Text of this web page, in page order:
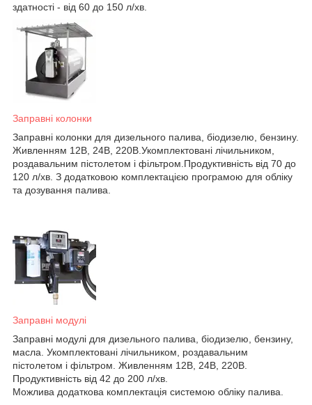
здатності - від 60 до 150 л/хв.
Заправні колонки
Заправні колонки для дизельного палива, біодизелю, бензину.
Живленням 12В, 24В, 220В.Укомплектовані лічильником,
роздавальним пістолетом і фільтром.Продуктивність від 70 до
120 л/хв. З додатковою комплектацією програмою для обліку
та дозування палива.
Заправні модулі
Заправні модулі для дизельного палива, біодизелю, бензину,
масла. Укомплектовані лічильником, роздавальним
пістолетом і фільтром. Живленням 12В, 24В, 220В.
Продуктивність від 42 до 200 л/хв.
Можлива додаткова комплектація системою обліку палива.